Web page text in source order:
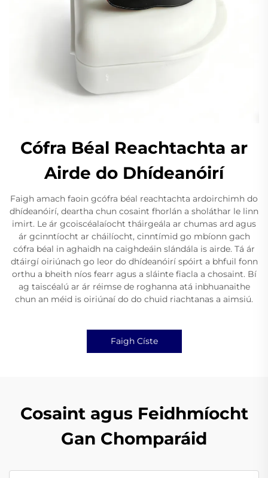
Cófra Béal Reachtachta ar
Airde do Dhídeanóirí
Faigh amach faoin gcófra béal reachtachta ardoirchimh do
dhídeanóirí, deartha chun cosaint fhorlán a sholáthar le linn
imirt. Le ár gcoiscéalaíocht tháirgeála ar chumas ard agus
ár gcinntíocht ar cháilíocht, cinntímid go mbíonn gach
cófra béal in aghaidh na caighdeáin slándála is airde. Tá ár
dtáirgí oiriúnach go leor do dhídeanóirí spóirt a bhfuil fonn
orthu a bheith níos fearr agus a sláinte fiacla a chosaint. Bí
ag taiscéalú ar ár réimse de roghanna atá inbhuanaithe
chun an méid is oiriúnaí do do chuid riachtanas a aimsiú.
Faigh Císte
Cosaint agus Feidhmíocht
Gan Chomparáid